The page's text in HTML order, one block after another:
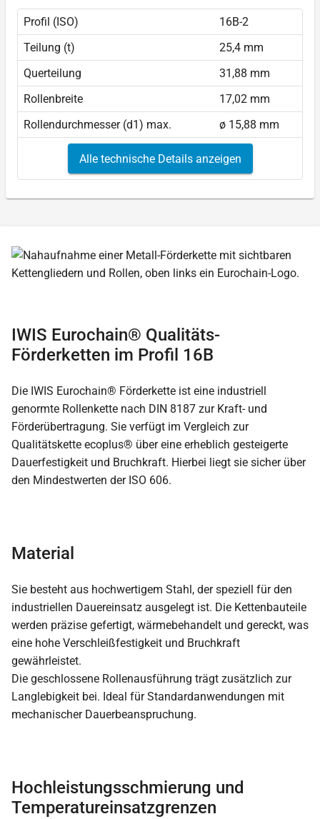
Profil (ISO)
16B-2
Teilung (t)
25,4 mm
Querteilung
31,88 mm
Rollenbreite
17,02 mm
Rollendurchmesser (d1) max.
ø 15,88 mm
Alle technische Details anzeigen
IWIS Eurochain® Qualitäts-
Förderketten im Profil 16B
Die IWIS Eurochain® Förderkette ist eine industriell
genormte Rollenkette nach DIN 8187 zur Kraft- und
Förderübertragung. Sie verfügt im Vergleich zur
Qualitätskette ecoplus® über eine erheblich gesteigerte
Dauerfestigkeit und Bruchkraft. Hierbei liegt sie sicher über
den Mindestwerten der ISO 606.
Material
Sie besteht aus hochwertigem Stahl, der speziell für den
industriellen Dauereinsatz ausgelegt ist. Die Kettenbauteile
werden präzise gefertigt, wärmebehandelt und gereckt, was
eine hohe Verschleißfestigkeit und Bruchkraft
gewährleistet.
Die geschlossene Rollenausführung trägt zusätzlich zur
Langlebigkeit bei. Ideal für Standardanwendungen mit
mechanischer Dauerbeanspruchung.
Hochleistungsschmierung und
Temperatureinsatzgrenzen